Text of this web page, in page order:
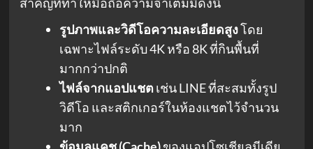
รูปภาพและวิดีโอความละเอียดสูงโดย
เฉพาะไฟล์ระดับ 4K หรือ 8K ที่กินพื้นที่
มากกว่าปกติ
ไฟล์จากแอปแชตเช่น LINE ที่สะสมทั้งรูป
วิดีโอ และสติกเกอร์ในห้องแชตไว้จำนวน
มาก